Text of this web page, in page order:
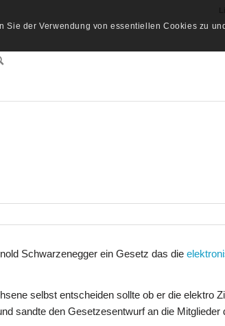
Schwarzenegger ein Gesetz das die
selbst entscheiden sollte ob er die elektro
sandte den Gesetzesentwurf an die Mitglieder
Sie der Verwendung von essentiellen Cookies zu